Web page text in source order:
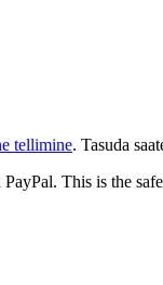
tellimine. Tasuda
This is the